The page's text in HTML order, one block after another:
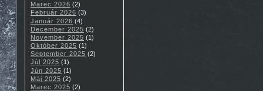
Marec 2026 (2)
Február 2026 (3)
Január 2026 (4)
December 2025 (2)
November 2025 (1)
Október 2025 (1)
September 2025 (2)
Júl 2025 (1)
Jún 2025 (1)
Máj 2025 (2)
Marec 2025 (2)